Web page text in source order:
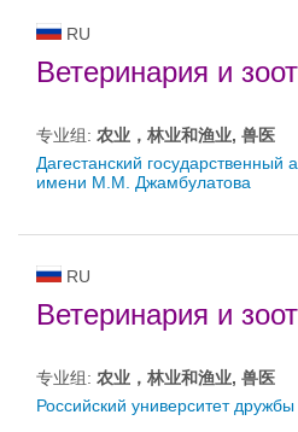
RU
Ветеринария и
专业组: 农业，林业和渔业, 兽医
Дагестанский государственный
имени М.М. Джамбулатова
RU
Ветеринария и
专业组: 农业，林业和渔业, 兽医
Российский университет